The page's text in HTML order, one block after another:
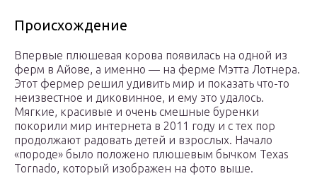
Происхождение
Впервые плюшевая корова появилась на одной из
ферм в Айове, а именно — на ферме Мэтта Лотнера.
Этот фермер решил удивить мир и показать что-то
неизвестное и диковинное, и ему это удалось.
Мягкие, красивые и очень смешные буренки
покорили мир интернета в 2011 году и с тех пор
продолжают радовать детей и взрослых. Начало
«породе» было положено плюшевым бычком Texas
Tornado, который изображен на фото выше.